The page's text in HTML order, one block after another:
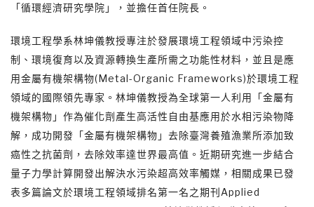
「循環經濟研究學院」，並擔任首任院長。
環境工程學系林坤儀教授專注於發展環境工程領域中污染控
制、環境復育以及資源轉換生產所需之功能性材料，並且是應
用金屬有機架構物(Metal-Organic Frameworks)於環境工程
領域的國際領先專家。林坤儀教授為全球第一人利用「金屬有
機架構物」作為催化劑產生高活性自由基應用於水相污染物降
解，成功開發「金屬有機架構物」去除臺灣養殖漁業所添加致
癌性之抗菌劑，去除效率達世界最高值。近期研究進一步結合
量子力學計算開發出解決水污染超高效率觸媒，相關成果已發
表多篇論文於環境工程領域排名第一名之期刊Applied